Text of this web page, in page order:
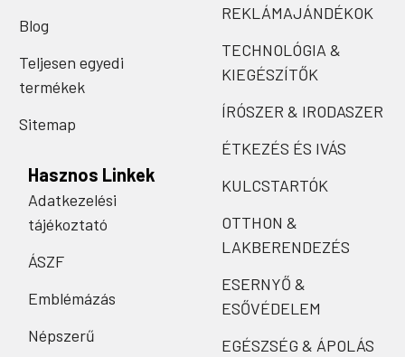
Blog
Teljesen egyedi
termékek
Sitemap
Hasznos Linkek
Adatkezelési
tájékoztató
ÁSZF
Emblémázás
Népszerű
REKLÁMAJÁNDÉKOK
TECHNOLÓGIA &
KIEGÉSZÍTŐK
ÍRÓSZER & IRODASZER
ÉTKEZÉS ÉS IVÁS
KULCSTARTÓK
OTTHON &
LAKBERENDEZÉS
ESERNYŐ &
ESŐVÉDELEM
EGÉSZSÉG & ÁPOLÁS